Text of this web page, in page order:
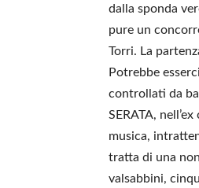
dalla sponda
pure un
Torri. La
Potrebbe
controllati da
SERATA,
musica,
tratta di una
valsabbini,